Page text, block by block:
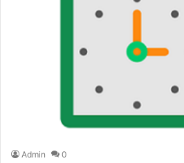
Admin 0